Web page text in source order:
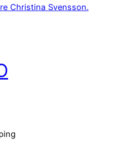
Christina Svensson.